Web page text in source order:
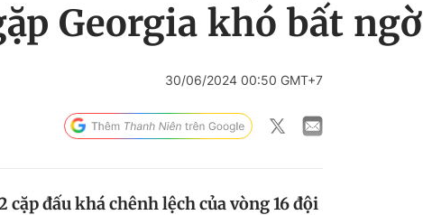
Georgia khó bất ngờ
30/06/2024 00:50 GMT+7
đấu khá chênh lệch của vòng 16 đội